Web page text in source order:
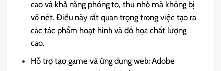
cao và khả năng phóng to, thu nhỏ mà không bị
vỡ nét. Điều này rất quan trọng trong việc tạo ra
các tác phẩm hoạt hình và đồ họa chất lượng
cao.
Hỗ trợ tạo game và ứng dụng web: Adobe